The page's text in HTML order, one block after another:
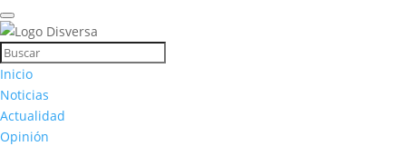
Inicio
Noticias
Actualidad
Opinión